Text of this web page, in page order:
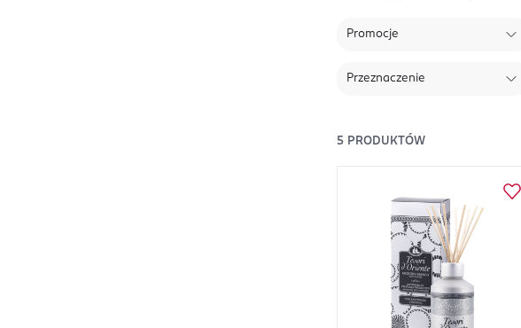
Promocje
Przeznaczenie
5 PRODUKTÓW